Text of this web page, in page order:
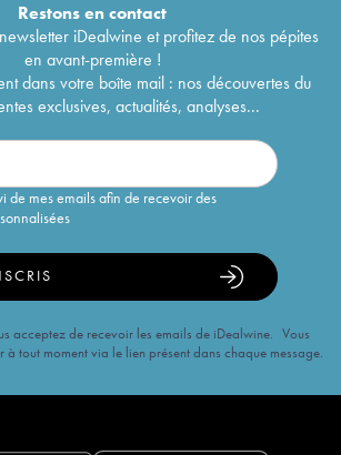
Restons encontact
iDealwine et profitez de nos pépites
en avant-première !
dans votre boîte mail : nos découvertes du
exclusives, actualités, analyses...
de mes emails afin de recevoir des
acceptez de recevoir les emails de iDealwine. Vous
à tout moment via le lien présent dans chaque message.